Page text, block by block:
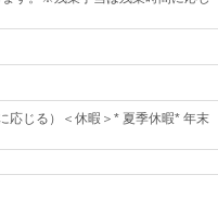
応じる）＜休暇＞* 夏季休暇* 年末